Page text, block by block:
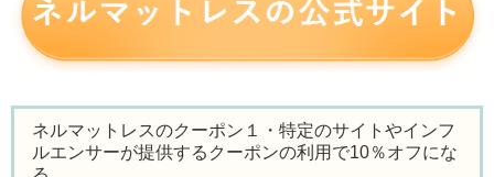
ネルマットレスのクーポン１・特定のサイトやインフ
ルエンサーが提供するクーポンの利用で10％オフにな